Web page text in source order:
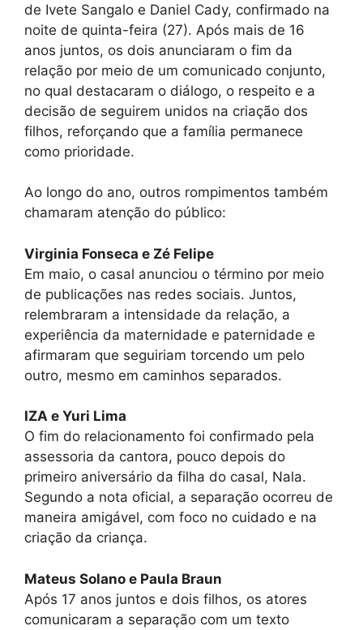
de Ivete Sangalo e Daniel Cady, confirmado na
noite de quinta-feira (27). Após mais de 16
anos juntos, os dois anunciaram o fim da
relação por meio de um comunicado conjunto,
no qual destacaram o diálogo, o respeito e a
decisão de seguirem unidos na criação dos
filhos, reforçando que a família permanece
como prioridade.
Ao longo do ano, outros rompimentos também
chamaram atenção do público:
Virginia Fonseca e Zé Felipe
Em maio, o casal anunciou o término por meio
de publicações nas redes sociais. Juntos,
relembraram a intensidade da relação, a
experiência da maternidade e paternidade e
afirmaram que seguiriam torcendo um pelo
outro, mesmo em caminhos separados.
IZA e Yuri Lima
O fim do relacionamento foi confirmado pela
assessoria da cantora, pouco depois do
primeiro aniversário da filha do casal, Nala.
Segundo a nota oficial, a separação ocorreu de
maneira amigável, com foco no cuidado e na
criação da criança.
Mateus Solano e Paula Braun
Após 17 anos juntos e dois filhos, os atores
comunicaram a separação com um texto